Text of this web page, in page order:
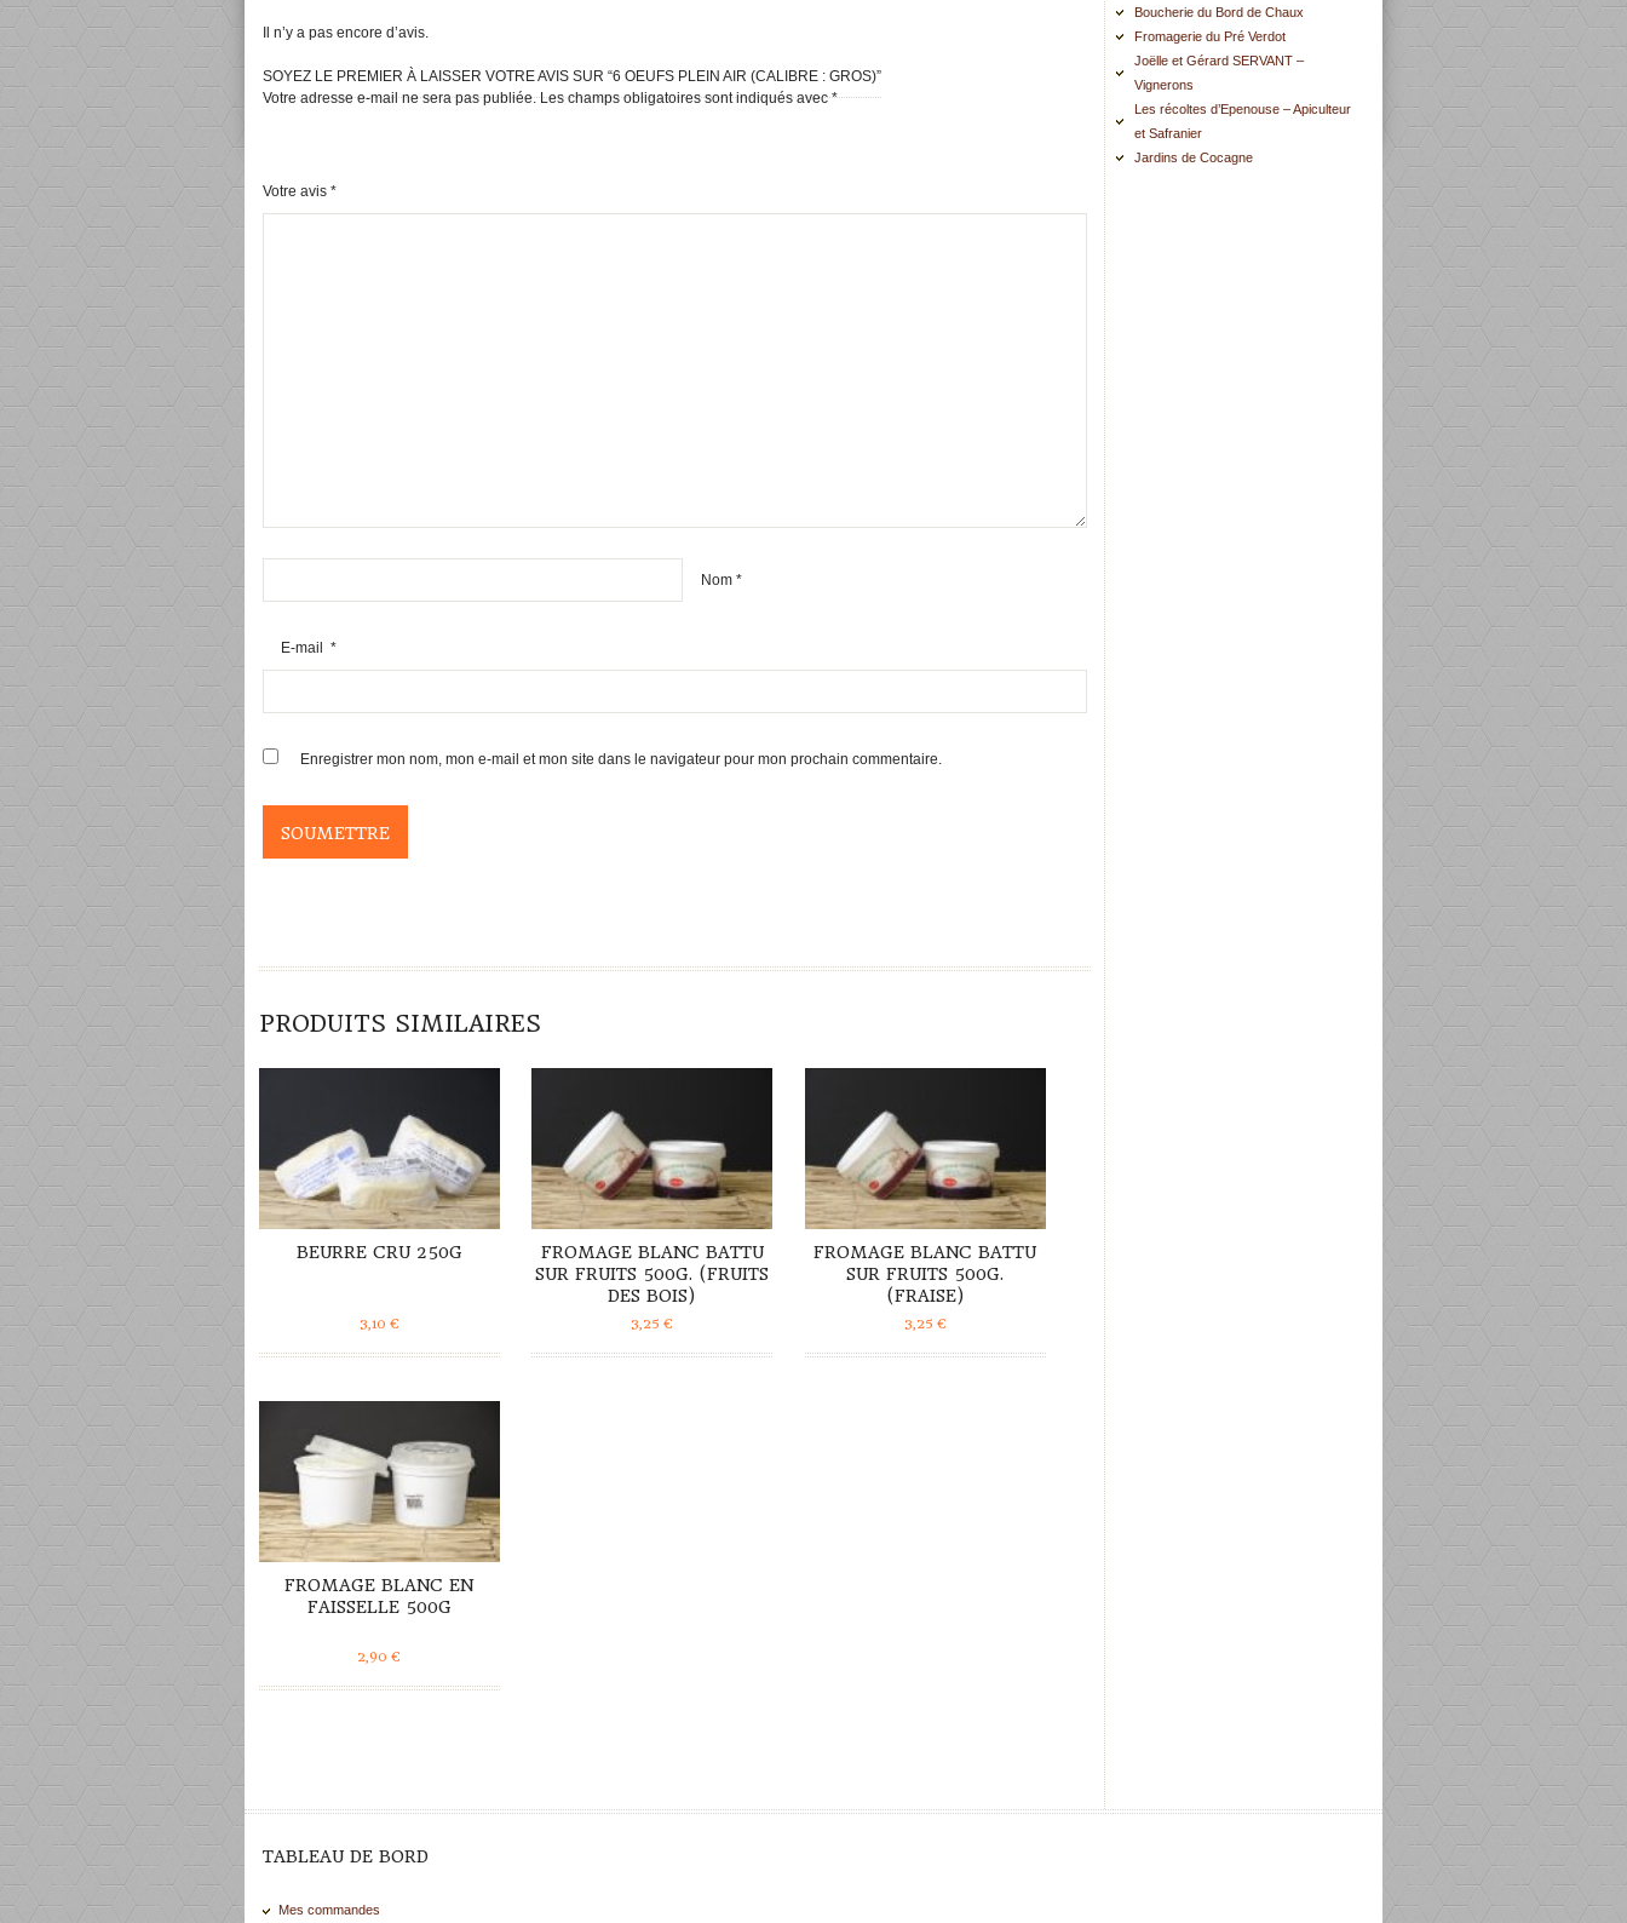
Il n’y a pas encore d’avis.
SOYEZ LE PREMIER À LAISSER VOTRE AVIS SUR “6 OEUFS PLEIN AIR (CALIBRE : GROS)”
Votre adresse e-mail ne sera pas publiée. Les champs obligatoires sont indiqués avec*
Votre avis *
Nom*
E-mail *
Enregistrer mon nom, mon e-mail et mon site dans le navigateur pour mon prochain commentaire.
PRODUITS SIMILAIRES
DÉTAILS
BEURRE CRU 250G
3,10 €
FROMAGE BLANC BATTU
SUR FRUITS 500G. (FRUITS
DES BOIS)
3,25€
FROMAGE BLANC BATTU
SUR FRUITS 500G.
(FRAISE)
3,25 €
DÉTAILS
FROMAGE BLANC EN
FAISSELLE 500G
2,90€
Boucherie du Bord de Chaux
Fromagerie du Pré Verdot
Joëlle et Gérard SERVANT –
Vignerons
Les récoltes d’Epenouse – Apiculteur
et Safranier
Jardins de Cocagne
TABLEAU DE BORD
Mes commandes